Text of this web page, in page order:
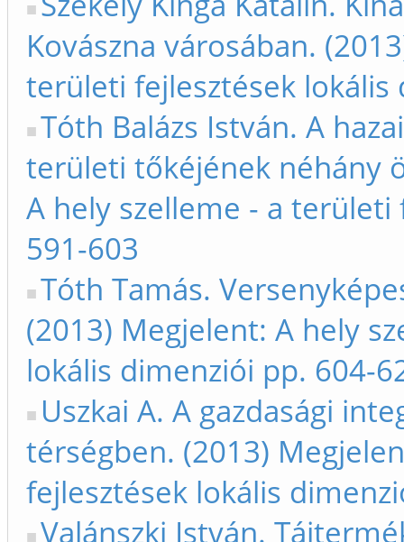
Kovászna városában.
területi fejlesztések lokális
Tóth Balázs István. A
területi tőkéjének néhány
A hely szelleme - a
591-603
Tóth Tamás.
(2013) Megjelent: A hely
lokális dimenziói pp. 604-
Uszkai A. A gazdasági
térségben. (2013)
fejlesztések lokális
Valánszki István.